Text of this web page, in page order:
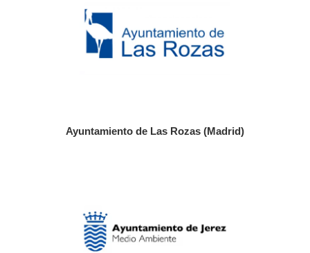
Ayuntamiento de Las Rozas (Madrid)